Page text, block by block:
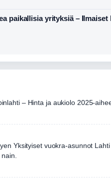
paikallisia yrityksiä – Ilmaiset
– Hinta ja aukiolo 2025-
Yksityiset vuokra-asunnot